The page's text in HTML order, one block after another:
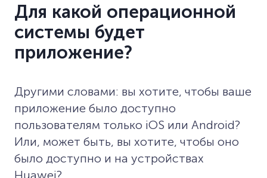
Для какой операционной
системы будет
приложение?
Другими словами: вы хотите, чтобы ваше
приложение было доступно
пользователям только iOS или Android?
Или, может быть, вы хотите, чтобы оно
было доступно и на устройствах
Huawei?